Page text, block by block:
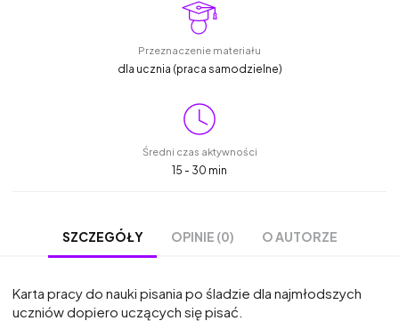
Przeznaczenie materiału
dla ucznia (praca samodzielne)
Średni czas aktywności
15 - 30 min
SZCZEGÓŁY OPINIE (0) O AUTORZE
Karta pracy do nauki pisania po śladzie dla najmłodszych
uczniów dopiero uczących się pisać.